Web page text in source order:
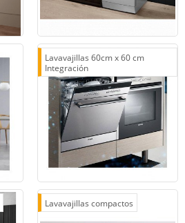
Lavavajillas 60cm x 60 cm
Integración
Lavavajillas compactos